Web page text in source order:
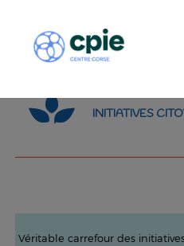
INITIATIVES
Véritable carrefour des